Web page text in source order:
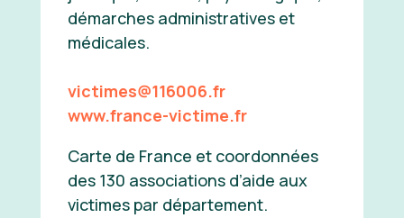
démarches administratives et
médicales.
victimes@116006.fr
www.france-victime.fr
Carte de France et coordonnées
des 130 associations d’aide aux
victimes par département.